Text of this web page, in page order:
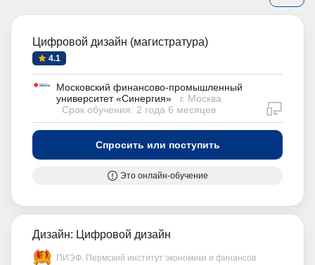
Цифровой дизайн (магистратура)
4.1
Московский финансово-промышленный
университет «Синергия»
г. Москва
Срок обучения: 2 года 6 месяцев
Спросить или поступить
Это онлайн-обучение
Дизайн: Цифровой дизайн
ПИЭФ. Пермский институт экономики и финансов